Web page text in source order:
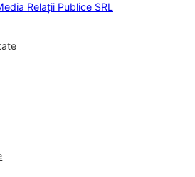
Relații Publice SRL